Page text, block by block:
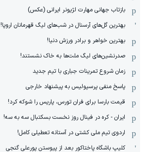
بازتاب جهانی مهارت لژیونر ایرانی (عکس)
بهترین گل‌های آرسنال در شب‌های لیگ قهرمانان اروپا!
بهترین خواهر و برادر ورزش دنیا!
صدرنشین‌های لیگ ملت‌ها به خاک نشستند!
زمان شروع تمرینات جباری با تیم جدید
پاسخ منفی پرسپولیس به پیشنهاد خارجی
قیمت بارسا برای فران تورس، پاریس را شوکه کرد!
ایران - کره در فینال روز نخست بسکتبال سه به سه!
اردوی تیم ملی کشتی در آستانه تعطیلی کامل!
کلیپ باشگاه پاختاکور بعد از پیوستن پورعلی گنجی